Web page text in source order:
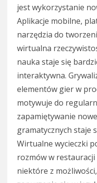
jest wykorzystanie
Aplikacje mobilne,
narzędzia do
wirtualna
nauka staje się
interaktywna.
elementów gier w
motywuje do
zapamiętywanie
gramatycznych staje
Wirtualne wycieczki
rozmów w
niektóre z